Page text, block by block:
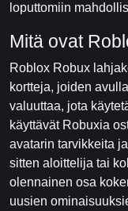
loputtomiin
Mitä ovat
Roblox Robux
kortteja, joiden
valuuttaa, jota
käyttävät Robuxia
avatarin tarvikkeita
sitten aloittelija tai
olennainen osa
uusien